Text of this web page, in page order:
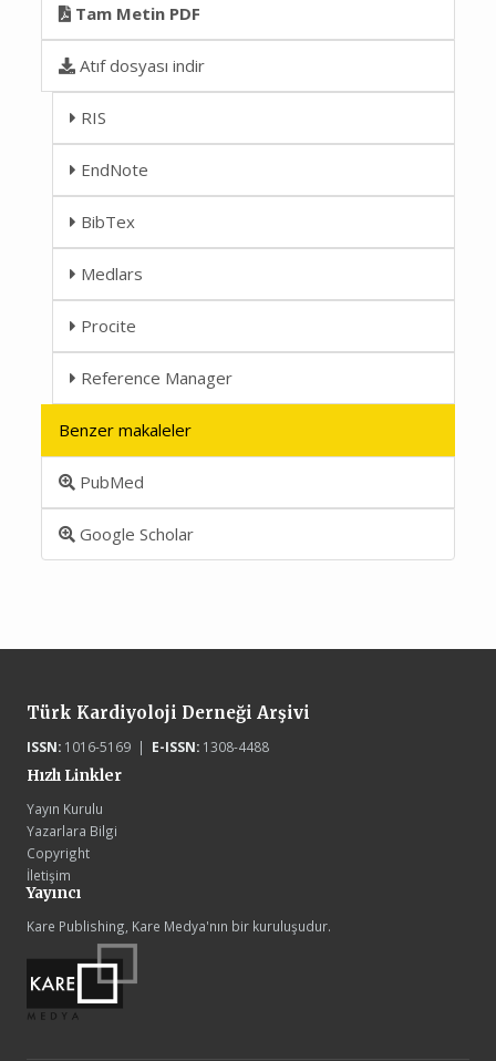
Tam Metin PDF
Atıf dosyası indir
RIS
EndNote
BibTex
Medlars
Procite
Reference Manager
Benzer makaleler
PubMed
Google Scholar
Türk Kardiyoloji Derneği Arşivi
ISSN:1016-5169 | E-ISSN:1308-4488
Hızlı Linkler
Yayın Kurulu
Yazarlara Bilgi
Copyright
İletişim
Yayıncı
Kare Publishing, Kare Medya'nın bir kuruluşudur.